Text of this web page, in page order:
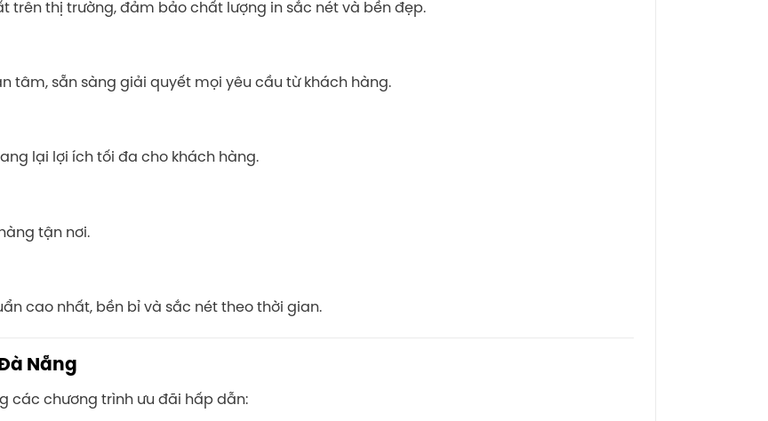
trên thị trường, đảm bảo chất lượng in sắc nét và bền đẹp.
tâm, sẵn sàng giải quyết mọi yêu cầu từ khách hàng.
lại lợi ích tối đa cho khách hàng.
tận nơi.
cao nhất, bền bỉ và sắc nét theo thời gian.
Nẵng
các chương trình ưu đãi hấp dẫn: